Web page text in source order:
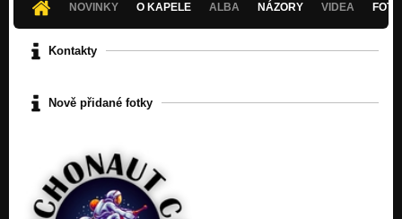
NOVINKY O KAPELE ALBA NÁZORY VIDEA
Kontakty
Nově přidané fotky